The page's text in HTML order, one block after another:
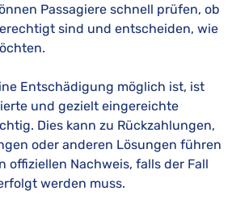
Passagiere schnell prüfen, ob
sind und entscheiden, wie
Entschädigung möglich ist, ist
und gezielt eingereichte
Dies kann zu Rückzahlungen,
oder anderen Lösungen führen
offiziellen Nachweis, falls der Fall
werden muss.